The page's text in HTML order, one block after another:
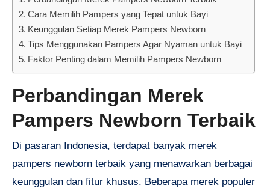
Cara Memilih Pampers yang Tepat untuk Bayi
Keunggulan Setiap Merek Pampers Newborn
Tips Menggunakan Pampers Agar Nyaman untuk Bayi
Faktor Penting dalam Memilih Pampers Newborn
Perbandingan Merek
Pampers Newborn Terbaik
Di pasaran Indonesia, terdapat banyak merek
pampers newborn terbaik yang menawarkan berbagai
keunggulan dan fitur khusus. Beberapa merek populer